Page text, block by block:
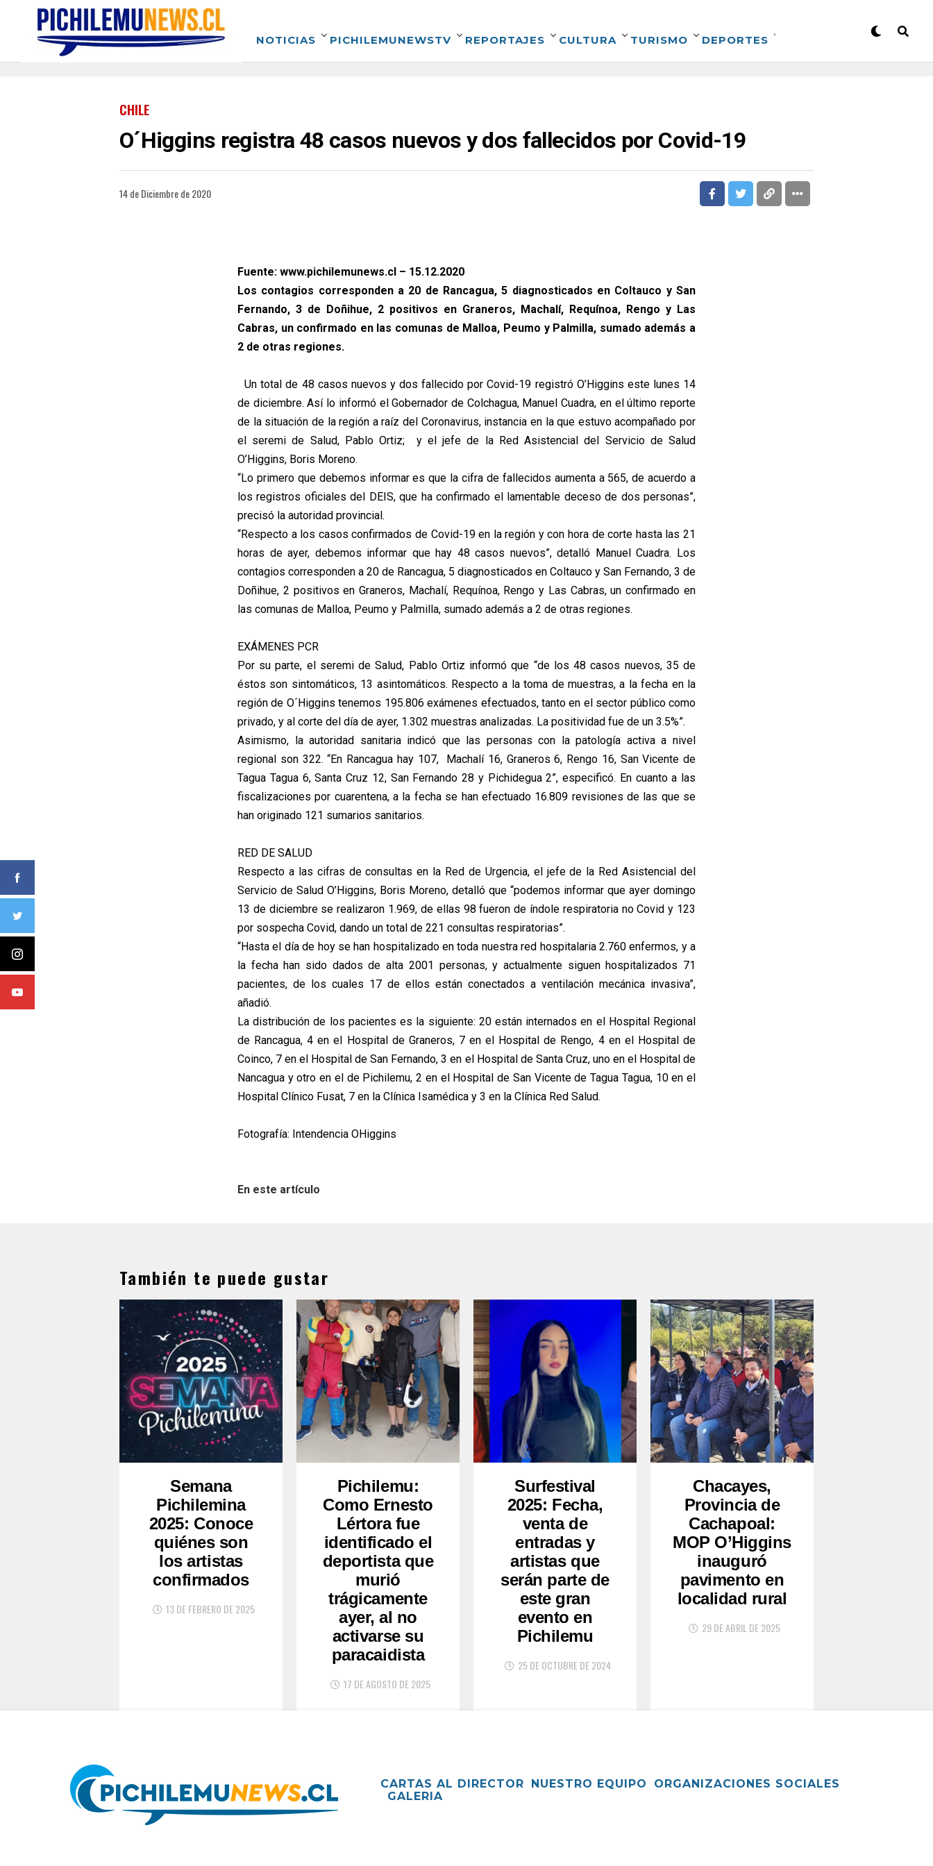
NOTICIAS PICHILEMUNEWSTV REPORTAJES CULTURA TURISMO DEPORTES
CHILE
O´Higgins registra 48 casos nuevos y dos fallecidos por Covid-19
14 de Diciembre de 2020
Fuente: www.pichilemunews.cl – 15.12.2020
Los contagios corresponden a 20 de Rancagua, 5 diagnosticados en Coltauco y San
Fernando, 3 de Doñihue, 2 positivos en Graneros, Machalí, Requínoa, Rengo y Las
Cabras, un confirmado en las comunas de Malloa, Peumo y Palmilla, sumado además a
2 de otras regiones.
Un total de 48 casos nuevos y dos fallecido por Covid-19 registró O’Higgins este lunes 14
de diciembre. Así lo informó el Gobernador de Colchagua, Manuel Cuadra, en el último reporte
de la situación de la región a raíz del Coronavirus, instancia en la que estuvo acompañado por
el seremi de Salud, Pablo Ortiz; y el jefe de la Red Asistencial del Servicio de Salud
O’Higgins, Boris Moreno.
“Lo primero que debemos informar es que la cifra de fallecidos aumenta a 565, de acuerdo a
los registros oficiales del DEIS, que ha confirmado el lamentable deceso de dos personas”,
precisó la autoridad provincial.
“Respecto a los casos confirmados de Covid-19 en la región y con hora de corte hasta las 21
horas de ayer, debemos informar que hay 48 casos nuevos”, detalló Manuel Cuadra. Los
contagios corresponden a 20 de Rancagua, 5 diagnosticados en Coltauco y San Fernando, 3 de
Doñihue, 2 positivos en Graneros, Machalí, Requínoa, Rengo y Las Cabras, un confirmado en
las comunas de Malloa, Peumo y Palmilla, sumado además a 2 de otras regiones.
EXÁMENES PCR
Por su parte, el seremi de Salud, Pablo Ortiz informó que “de los 48 casos nuevos, 35 de
éstos son sintomáticos, 13 asintomáticos. Respecto a la toma de muestras, a la fecha en la
región de O´Higgins tenemos 195.806 exámenes efectuados, tanto en el sector público como
privado, y al corte del día de ayer, 1.302 muestras analizadas. La positividad fue de un 3.5%”.
Asimismo, la autoridad sanitaria indicó que las personas con la patología activa a nivel
regional son 322. “En Rancagua hay 107, Machalí 16, Graneros 6, Rengo 16, San Vicente de
Tagua Tagua 6, Santa Cruz 12, San Fernando 28 y Pichidegua 2”, especificó. En cuanto a las
fiscalizaciones por cuarentena, a la fecha se han efectuado 16.809 revisiones de las que se
han originado 121 sumarios sanitarios.
RED DE SALUD
Respecto a las cifras de consultas en la Red de Urgencia, el jefe de la Red Asistencial del
Servicio de Salud O’Higgins, Boris Moreno, detalló que “podemos informar que ayer domingo
13 de diciembre se realizaron 1.969, de ellas 98 fueron de índole respiratoria no Covid y 123
por sospecha Covid, dando un total de 221 consultas respiratorias”.
“Hasta el día de hoy se han hospitalizado en toda nuestra red hospitalaria 2.760 enfermos, y a
la fecha han sido dados de alta 2001 personas, y actualmente siguen hospitalizados 71
pacientes, de los cuales 17 de ellos están conectados a ventilación mecánica invasiva”,
añadió.
La distribución de los pacientes es la siguiente: 20 están internados en el Hospital Regional
de Rancagua, 4 en el Hospital de Graneros, 7 en el Hospital de Rengo, 4 en el Hospital de
Coinco, 7 en el Hospital de San Fernando, 3 en el Hospital de Santa Cruz, uno en el Hospital de
Nancagua y otro en el de Pichilemu, 2 en el Hospital de San Vicente de Tagua Tagua, 10 en el
Hospital Clínico Fusat, 7 en la Clínica Isamédica y 3 en la Clínica Red Salud.
Fotografía: Intendencia OHiggins
En este artículo
También te puede gustar
Semana
Pichilemina
2025: Conoce
quiénes son
los artistas
confirmados
13 DE FEBRERO DE 2025
Pichilemu:
Como Ernesto
Lértora fue
identificado el
deportista que
murió
trágicamente
ayer, al no
activarse su
paracaidista
17 DE AGOSTO DE 2025
Surfestival
2025: Fecha,
venta de
entradas y
artistas que
serán parte de
este gran
evento en
Pichilemu
25 DE OCTUBRE DE 2024
Chacayes,
Provincia de
Cachapoal:
MOP O’Higgins
inauguró
pavimento en
localidad rural
29 DE ABRIL DE 2025
CARTAS AL DIRECTOR NUESTRO EQUIPO
ORGANIZACIONES SOCIALES
GALERIA